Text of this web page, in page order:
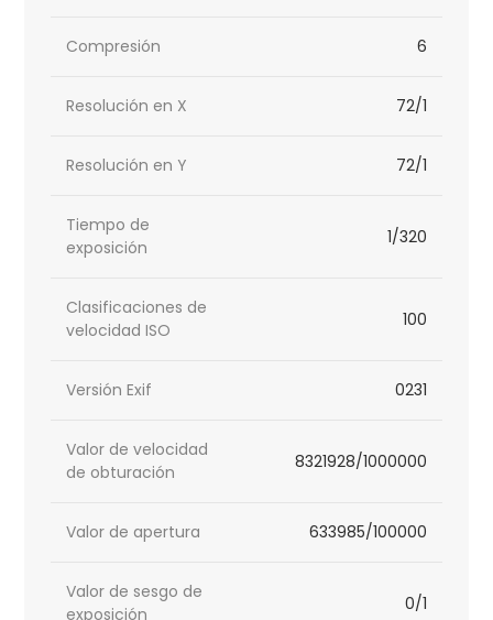
Compresión 6
Resolución en X 72/1
Resolución en Y 72/1
Tiempo de
exposición
1/320
Clasificaciones de
velocidad ISO
100
Versión Exif 0231
Valor de velocidad
de obturación
8321928/1000000
Valor de apertura 633985/100000
Valor de sesgo de
exposición
0/1